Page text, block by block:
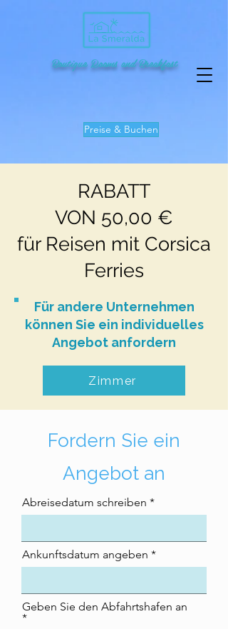
Boutique Rooms and Breakfast
Preise & Buchen
AUSFLÜGE MIT DEM
SCHIFF
Prezzi speciali per i nostri
ospiti:
RABATT
VON 50,00 €
für Reisen mit Corsica
Ferries
Für andere Unternehmen
können Sie ein individuelles
Angebot anfordern
Zimmer
Fordern Sie ein
Angebot an
Abreisedatum schreiben
Ankunftsdatum angeben
Geben Sie den Abfahrtshafen an